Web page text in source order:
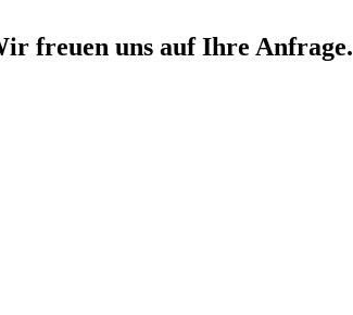
freuen uns auf Ihre Anfrage.